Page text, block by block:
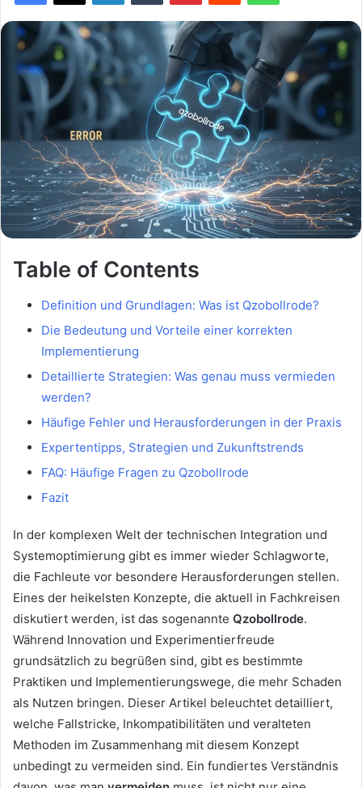
Table of Contents
Definition und Grundlagen: Was ist Qzobollrode?
Die Bedeutung und Vorteile einer korrekten
Implementierung
Detaillierte Strategien: Was genau muss vermieden
werden?
Häufige Fehler und Herausforderungen in der Praxis
Expertentipps, Strategien und Zukunftstrends
FAQ: Häufige Fragen zu Qzobollrode
Fazit
In der komplexen Welt der technischen Integration und
Systemoptimierung gibt es immer wieder Schlagworte,
die Fachleute vor besondere Herausforderungen stellen.
Eines der heikelsten Konzepte, die aktuell in Fachkreisen
diskutiert werden, ist das sogenannte Qzobollrode.
Während Innovation und Experimentierfreude
grundsätzlich zu begrüßen sind, gibt es bestimmte
Praktiken und Implementierungswege, die mehr Schaden
als Nutzen bringen. Dieser Artikel beleuchtet detailliert,
welche Fallstricke, Inkompatibilitäten und veralteten
Methoden im Zusammenhang mit diesem Konzept
unbedingt zu vermeiden sind. Ein fundiertes Verständnis